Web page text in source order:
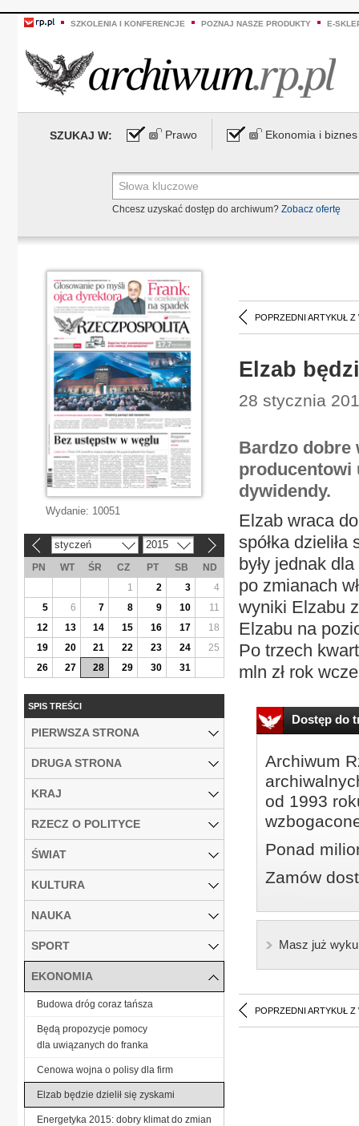
SZKOLENIA I KONFERENCJE POZNAJ NASZE PRODUKTY E-
SZUKAJ W: Prawo Ekonomia i biznes
Chcesz uzyskać dostęp do archiwum? Zobacz ofertę
POPRZEDNI ARTYKUŁ Z
Elzab
28 stycznia
Bardzo dobre
producentowi
dywidendy.
El­zab wra­ca
spół­ka
by­ły jed­nak
po zmia­nach
wy­ni­ki El­za­bu
El­za­bu na
Po trzech
mln zł rok
Dostęp do
Archiwum
od 1993
Ponad
Zamów
Masz już
POPRZEDNI ARTYKUŁ Z
Wydanie: 10051
styczeń 2015
PN WT ŚR CZ PT SB
ND
1
2 3
4
5
6 7 8 9 10
11
12
13 14 15 16 17
18
19
20 21 22 23 24
25
26
27 28 29 30 31
SPIS TREŚCI
PIERWSZA STRONA
DRUGA STRONA
KRAJ
RZECZ O POLITYCE
ŚWIAT
KULTURA
NAUKA
SPORT
EKONOMIA
Budowa dróg coraz tańsza
Będą propozycje pomocy
dla uwiązanych do franka
Cenowa wojna o polisy dla firm
Elzab będzie dzielił się zyskami
Energetyka 2015: dobry klimat do zmian